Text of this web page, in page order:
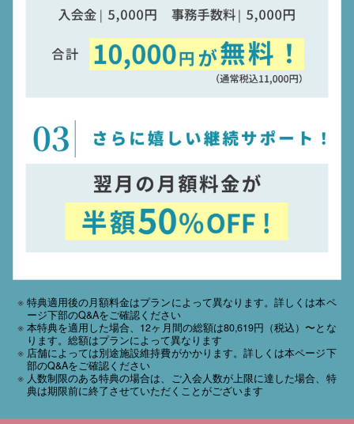
特典適用後の月額料金はプランによって異なります。詳しくは本ペ
ージ下部のQ&Aをご確認ください
本特典を適用した場合、12ヶ月間の総額は80,619円（税込）〜とな
ります。総額はプランによって異なります
店舗によっては別途施設維持費がかかります。詳しくは本ページ下
部のQ&Aをご確認ください
人数制限のある特典の場合は、ご入会人数が上限に達した場合、特
典は期限前に終了させていただくことがございます